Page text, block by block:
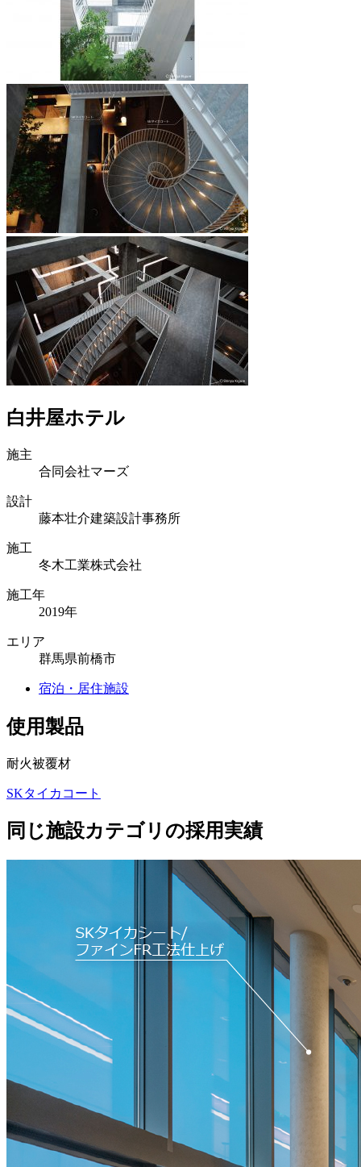
白井屋ホテル
施主
合同会社マーズ
設計
藤本壮介建築設計事務所
施工
冬木工業株式会社
施工年
2019年
エリア
群馬県前橋市
宿泊・居住施設
使用製品
耐火被覆材
SKタイカコート
同じ施設カテゴリの採用実績